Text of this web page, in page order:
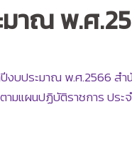
มาณ พ.ศ
งบประมาณ พ.ศ.2566 สำ
ามแผนปฏิบัติราชการ ป